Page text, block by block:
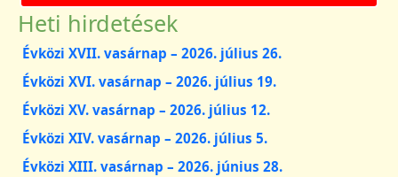
Heti hirdetések
Évközi XVII. vasárnap – 2026. július 26.
Évközi XVI. vasárnap – 2026. július 19.
Évközi XV. vasárnap – 2026. július 12.
Évközi XIV. vasárnap – 2026. július 5.
Évközi XIII. vasárnap – 2026. június 28.